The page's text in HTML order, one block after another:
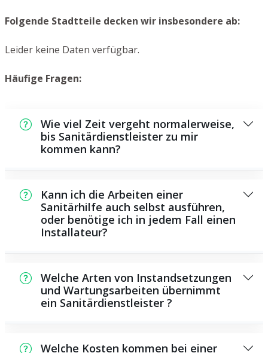
Folgende Stadtteile decken wir insbesondere ab:
Leider keine Daten verfügbar.
Häufige Fragen:
Wie viel Zeit vergeht normalerweise,
bis Sanitärdienstleister zu mir
kommen kann?
Zeitraum bei Ihnen vor Ort sein. Dies hängt
unter anderem von der Auftragslage zu dem
Zeitpunkt ab sowie von der Verkehrslage
und der örtlichen Gegebenheit.
Kann ich die Arbeiten einer
Sanitärhilfe auch selbst ausführen,
oder benötige ich in jedem Fall einen
Installateur?
Wartungsarbeiten, die Sie selbst
durchführen können, zum Beispiel das
Verwenden von Rohrreinigungsmitteln aus
Verwendung von speziellem Werkzeug oder
Welche Arten von Instandsetzungen
und Wartungsarbeiten übernimmt
ein Sanitärdienstleister ?
Instandsetzungen und Wartungsarbeiten,
Welche Kosten kommen bei einer